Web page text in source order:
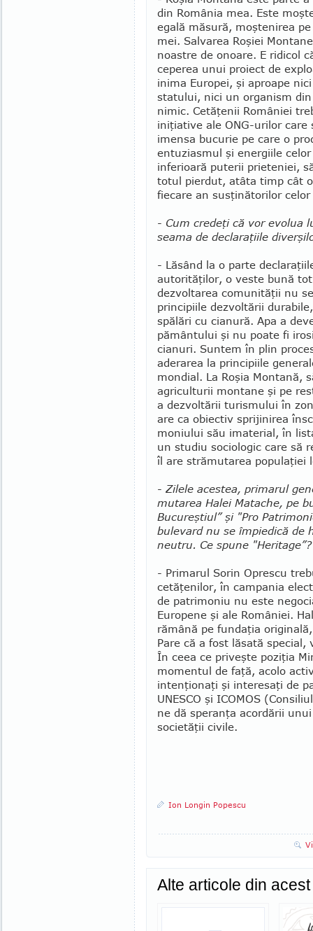
din România mea. Este
egală măsură, moştenirea
mei. Salvarea Roşiei
noastre de onoare. E ridicol
ceperea unui proiect de
inima Europei, şi aproape
statului, nici un organism
nimic. Cetăţenii Româ­niei
iniţiative ale ONG-urilor care
imensa bucurie pe care o
entuziasmul şi energiile
inferioară puterii prieteniei,
totul pierdut, atâta timp cât
fiecare an susţi­nătorilor
- Cum credeţi că vor evolua
seama de declaraţiile
- Lăsând la o parte
autorităţilor, o veste bună
dezvoltarea comunităţii nu
principiile dezvoltării
spălări cu cianură. Apa a
pământului şi nu poate fi
cianuri. Suntem în plin
aderarea la principiile
mondial. La Roşia Montană,
agriculturii montane şi pe
a dezvoltării turismului în
are ca obiec­tiv sprijinirea
moniului său imaterial, în
un studiu sociologic care să
îl are strămutarea popu­laţiei
- Zilele acestea, primarul
mutarea Halei Matache, pe
Bucureştiul” şi "Pro
bulevard nu se împie­dică de
neutru. Ce spune "Heritage”?
- Primarul Sorin Oprescu
cetăţenilor, în campania
de patrimoniu nu este
Europene şi ale României.
rămână pe fundaţia
Pare că a fost lăsată
În ceea ce priveşte poziţia
momentul de faţă, acolo
intenţionaţi şi interesaţi de
UNESCO şi ICOMOS
ne dă speranţa acordării
societăţii civile.
Ion Longin Popescu
Alte articole din